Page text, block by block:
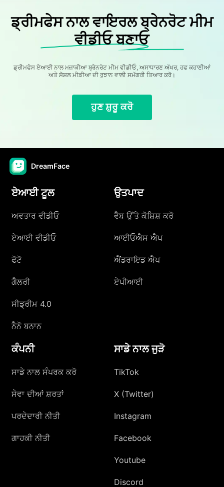
ਡ੍ਰੀਮਫੇਸ ਨਾਲ ਵਾਇਰਲ ਬ੍ਰੇਨਰੋਟ ਮੀਮ
ਵੀਡੀਓ ਬਣਾਓ
ਡ੍ਰੀਮਫੇਸ ਏਆਈ ਨਾਲ ਮਜ਼ਾਕੀਆ ਬ੍ਰੇਨਰੋਟ ਮੀਮ ਵੀਡੀਓ, ਅਸਾਧਾਰਣ ਅੱਖਰ, ਹਫ ਕਹਾਣੀਆਂ
ਅਤੇ ਸੋਸ਼ਲ ਮੀਡੀਆ ਦੀ ਰੁਝਾਨ ਵਾਲੀ ਸਮੱਗਰੀ ਤਿਆਰ ਕਰੋ।
ਹੁਣ ਸ਼ੁਰੂ ਕਰੋ
DreamFace
ਏਆਈ ਟੂਲ
ਅਵਤਾਰ ਵੀਡੀਓ
ਏਆਈ ਵੀਡੀਓ
ਫੋਟੋ
ਗੈਲਰੀ
ਸੀਡ੍ਰੀਮ 4.0
ਨੈਨੋ ਬਨਾਨ
ਉਤਪਾਦ
ਵੈਬ ਉੱਤੇ ਕੋਸ਼ਿਸ਼ ਕਰੋ
ਆਈਓਐਸ ਐਪ
ਐਂਡਰਾਇਡ ਐਪ
ਏਪੀਆਈ
ਕੰਪਨੀ
ਸਾਡੇ ਨਾਲ ਸੰਪਰਕ ਕਰੋ
ਸੇਵਾ ਦੀਆਂ ਸ਼ਰਤਾਂ
ਪਰਦੇਦਾਰੀ ਨੀਤੀ
ਗਾਹਕੀ ਨੀਤੀ
ਸਾਡੇ ਨਾਲ ਜੁੜੋ
TikTok
X (Twitter)
Instagram
Facebook
Youtube
Discord